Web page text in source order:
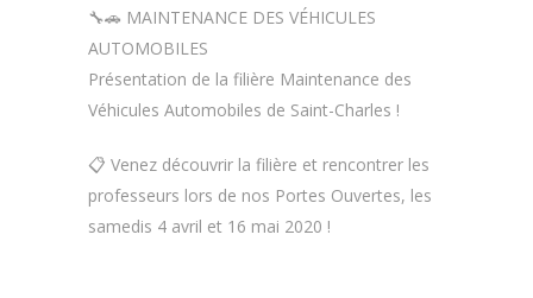
🔧🚗 MAINTENANCE DES VÉHICULES
AUTOMOBILES
Présentation de la filière Maintenance des
Véhicules Automobiles de Saint-Charles !
📋 Venez découvrir la filière et rencontrer les
professeurs lors de nos Portes Ouvertes, les
samedis 4 avril et 16 mai 2020 !